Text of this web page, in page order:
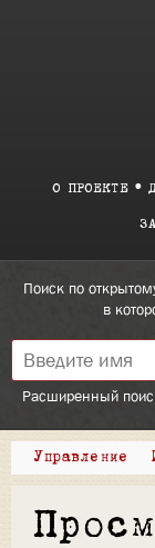
О ПРОЕКТЕ
Поиск по
в
Расширенный
Управление